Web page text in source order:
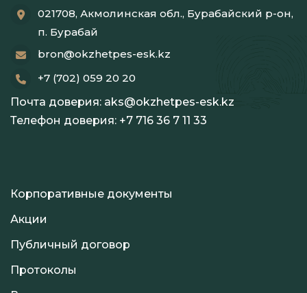
021708, Акмолинская обл., Бурабайский р-он,
п. Бурабай
bron@okzhetpes-esk.kz
+7 (702) 059 20 20
Почта доверия: aks@okzhetpes-esk.kz
Телефон доверия: +7 716 36 7 11 33
Корпоративные документы
Акции
Публичный договор
Протоколы